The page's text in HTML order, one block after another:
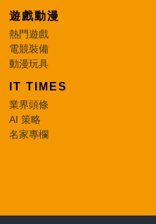
遊戲動漫
熱門遊戲
電競裝備
動漫玩具
IT TIMES
業界頭條
AI 策略
名家專欄